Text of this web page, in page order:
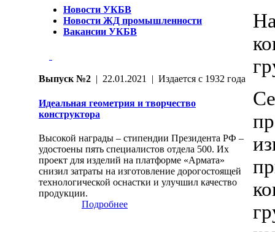
Новости УКБВ
Новости ЖД промышленности
Вакансии УКБВ
Выпуск №2 | 22.01.2021 | Издается с 1932 года
Идеальная геометрия и творчество
конструктора
Высокой награды – стипендии Президента РФ –
удостоены пять специалистов отдела 500. Их
проект для изделий на платформе «Армата»
снизил затраты на изготовление дорогостоящей
технологической оснастки и улучшил качество
продукции.
Подробнее